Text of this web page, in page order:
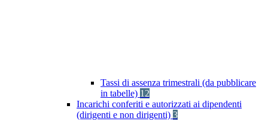
Tassi di assenza trimestrali (da pubblicare
in tabelle) 12
Incarichi conferiti e autorizzati ai dipendenti
(dirigenti e non dirigenti) 3